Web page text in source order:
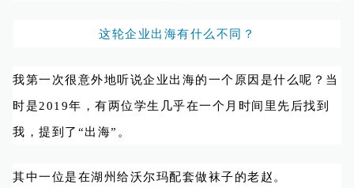
这轮企业出海有什么不同？
我第一次很意外地听说企业出海的一个原因是什么呢？当
时是2019年，有两位学生几乎在一个月时间里先后找到
我，提到了“出海”。
其中一位是在湖州给沃尔玛配套做袜子的老赵。